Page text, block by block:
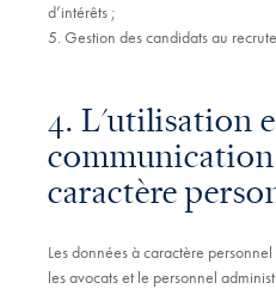
d’intérêts ;
5. Gestion des candidats au
4. L'utilisation
communication
caractère
Les données à caractère
les avocats et le personnel